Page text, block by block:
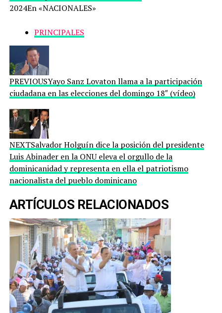
2024En «NACIONALES»
PRINCIPALES
PREVIOUSYayo Sanz Lovaton llama a la participación
ciudadana en las elecciones del domingo 18″ (vídeo)
NEXTSalvador Holguín dice la posición del presidente
Luis Abinader en la ONU eleva el orgullo de la
dominicanidad y representa en ella el patriotismo
nacionalista del pueblo dominicano
ARTÍCULOS RELACIONADOS